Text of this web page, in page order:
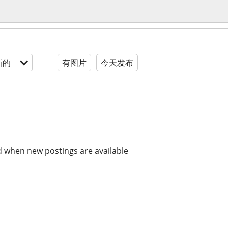
的 有图片 今天发布
new postings are available